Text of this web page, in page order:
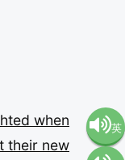
when
their new
英